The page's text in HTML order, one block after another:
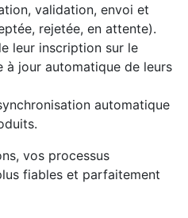
validation, envoi et
rejetée, en attente).
leur inscription sur le
à jour automatique de leurs
automatique
vos processus
fiables et parfaitement